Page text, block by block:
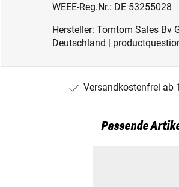
WEEE-Reg.Nr.: DE 53255028
Hersteller: Tomtom Sales Bv
Deutschland |
Versandkostenfrei ab
Passende